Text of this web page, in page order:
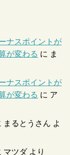
ナスポイントが
が変わる に ま
ナスポイントが
が変わる に ア
まるとうさん よ
マツダより